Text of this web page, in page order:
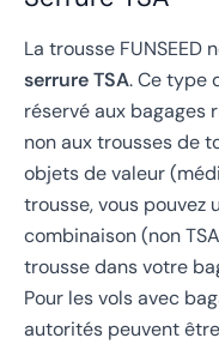
La trousse FUNSEED
serrure TSA. Ce type
réservé aux bagages
non aux trousses de
objets de valeur
trousse, vous pouvez
combinaison (non
trousse dans votre
Pour les vols avec
autorités peuvent